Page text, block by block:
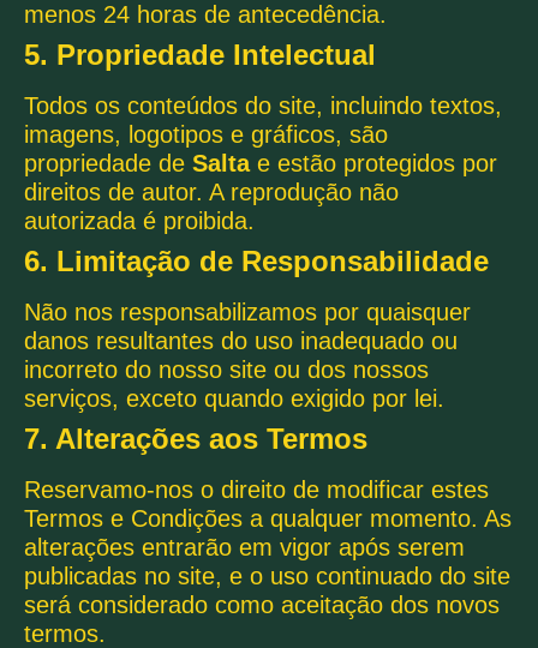
menos 24 horas de antecedência.
5. Propriedade Intelectual
Todos os conteúdos do site, incluindo textos,
imagens, logotipos e gráficos, são
propriedade de Saltae estão protegidos por
direitos de autor. A reprodução não
autorizada é proibida.
6. Limitação de Responsabilidade
Não nos responsabilizamos por quaisquer
danos resultantes do uso inadequado ou
incorreto do nosso site ou dos nossos
serviços, exceto quando exigido por lei.
7. Alterações aos Termos
Reservamo-nos o direito de modificar estes
Termos e Condições a qualquer momento. As
alterações entrarão em vigor após serem
publicadas no site, e o uso continuado do site
será considerado como aceitação dos novos
termos.